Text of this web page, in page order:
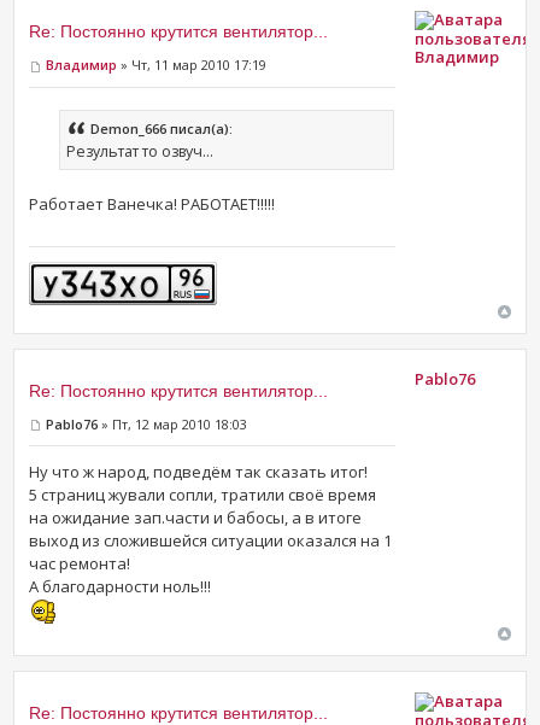
Re: Постоянно крутится вентилятор...
Владимир » Чт, 11 мар 2010 17:19
Demon_666 писал(а):
Результат то озвуч...
Работает Ванечка! РАБОТАЕТ!!!!!
Владимир
Re: Постоянно крутится вентилятор...
Pablo76 » Пт, 12 мар 2010 18:03
Ну что ж народ, подведём так сказать итог!
5 страниц жували сопли, тратили своё время
на ожидание зап.части и бабосы, а в итоге
выход из сложившейся ситуации оказался на 1
час ремонта!
А благодарности ноль!!!
Pablo76
Re: Постоянно крутится вентилятор...